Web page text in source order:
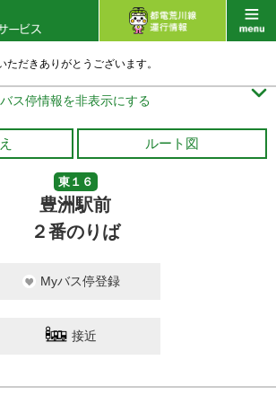
ただきありがとうございます。
バス停情報を非表示にする 
ルート図
東１６
豊洲駅前
２番のりば
Myバス停登録
接近